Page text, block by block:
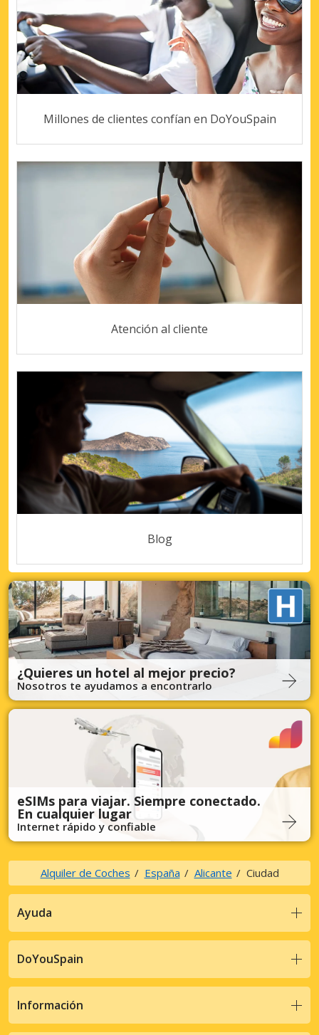
Millones de clientes confían en DoYouSpain
Atención al cliente
Blog
¿Quieres un hotel al mejor precio?
Nosotros te ayudamos a encontrarlo
eSIMs para viajar. Siempre conectado.
En cualquier lugar
Internet rápido y confiable
Alquiler de Coches España Alicante Ciudad
Ayuda
DoYouSpain
Información